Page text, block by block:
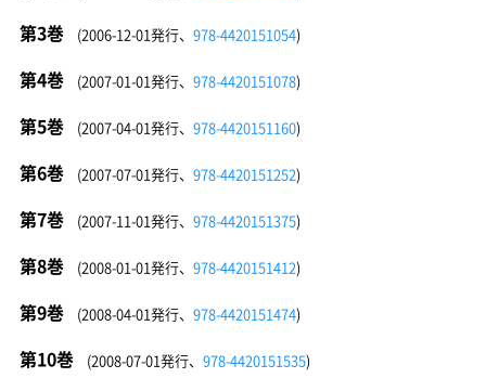
第3巻 (2006-12-01発行、 978-4420151054)
第4巻 (2007-01-01発行、 978-4420151078)
第5巻 (2007-04-01発行、 978-4420151160)
第6巻 (2007-07-01発行、 978-4420151252)
第7巻 (2007-11-01発行、 978-4420151375)
第8巻 (2008-01-01発行、 978-4420151412)
第9巻 (2008-04-01発行、 978-4420151474)
第10巻 (2008-07-01発行、 978-4420151535)